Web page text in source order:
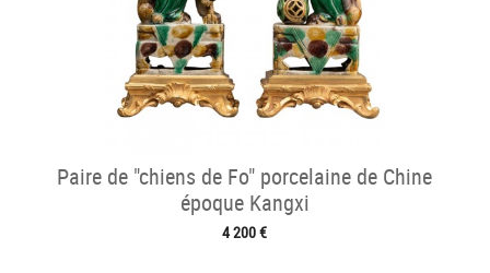
Paire de "chiens de Fo" porcelaine de Chine
époque Kangxi
4 200 €